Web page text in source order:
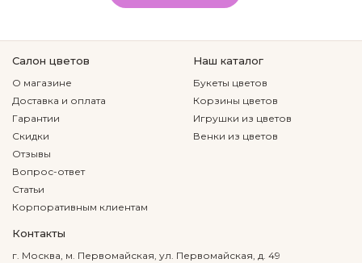
Салон цветов
О магазине
Доставка и оплата
Гарантии
Скидки
Отзывы
Вопрос-ответ
Статьи
Корпоративным клиентам
Наш каталог
Букеты цветов
Корзины цветов
Игрушки из цветов
Венки из цветов
Контакты
г. Москва, м. Первомайская, ул. Первомайская, д. 49